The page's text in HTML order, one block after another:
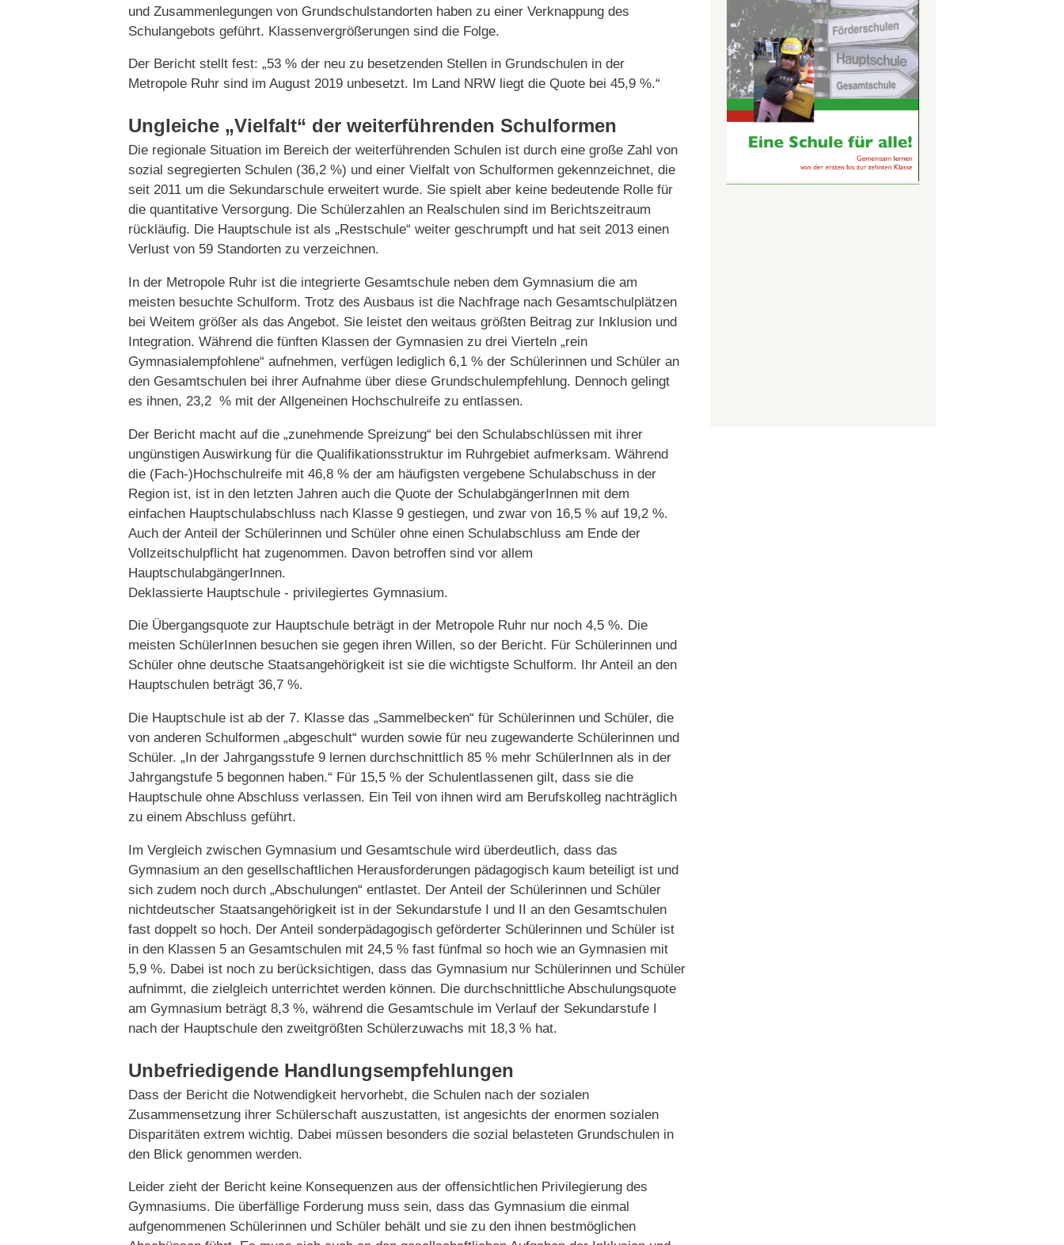
und Zusammenlegungen von Grundschulstandorten haben zu einer Verknappung des
Schulangebots geführt. Klassenvergrößerungen sind die Folge.
Der Bericht stellt fest: „53 % der neu zu besetzenden Stellen in Grundschulen in der
Metropole Ruhr sind im August 2019 unbesetzt. Im Land NRW liegt die Quote bei 45,9 %.“
Ungleiche „Vielfalt“ der weiterführenden Schulformen
Die regionale Situation im Bereich der weiterführenden Schulen ist durch eine große Zahl von
sozial segregierten Schulen (36,2 %) und einer Vielfalt von Schulformen gekennzeichnet, die
seit 2011 um die Sekundarschule erweitert wurde. Sie spielt aber keine bedeutende Rolle für
die quantitative Versorgung. Die Schülerzahlen an Realschulen sind im Berichtszeitraum
rückläufig. Die Hauptschule ist als „Restschule“ weiter geschrumpft und hat seit 2013 einen
Verlust von 59 Standorten zu verzeichnen.
In der Metropole Ruhr ist die integrierte Gesamtschule neben dem Gymnasium die am
meisten besuchte Schulform. Trotz des Ausbaus ist die Nachfrage nach Gesamtschulplätzen
bei Weitem größer als das Angebot. Sie leistet den weitaus größten Beitrag zur Inklusion und
Integration. Während die fünften Klassen der Gymnasien zu drei Vierteln „rein
Gymnasialempfohlene“ aufnehmen, verfügen lediglich 6,1 % der Schülerinnen und Schüler an
den Gesamtschulen bei ihrer Aufnahme über diese Grundschulempfehlung. Dennoch gelingt
es ihnen, 23,2 % mit der Allgeneinen Hochschulreife zu entlassen.
Der Bericht macht auf die „zunehmende Spreizung“ bei den Schulabschlüssen mit ihrer
ungünstigen Auswirkung für die Qualifikationsstruktur im Ruhrgebiet aufmerksam. Während
die (Fach-)Hochschulreife mit 46,8 % der am häufigsten vergebene Schulabschuss in der
Region ist, ist in den letzten Jahren auch die Quote der SchulabgängerInnen mit dem
einfachen Hauptschulabschluss nach Klasse 9 gestiegen, und zwar von 16,5 % auf 19,2 %.
Auch der Anteil der Schülerinnen und Schüler ohne einen Schulabschluss am Ende der
Vollzeitschulpflicht hat zugenommen. Davon betroffen sind vor allem
HauptschulabgängerInnen.
Deklassierte Hauptschule - privilegiertes Gymnasium.
Die Übergangsquote zur Hauptschule beträgt in der Metropole Ruhr nur noch 4,5 %. Die
meisten SchülerInnen besuchen sie gegen ihren Willen, so der Bericht. Für Schülerinnen und
Schüler ohne deutsche Staatsangehörigkeit ist sie die wichtigste Schulform. Ihr Anteil an den
Hauptschulen beträgt 36,7 %.
Die Hauptschule ist ab der 7. Klasse das „Sammelbecken“ für Schülerinnen und Schüler, die
von anderen Schulformen „abgeschult“ wurden sowie für neu zugewanderte Schülerinnen und
Schüler. „In der Jahrgangsstufe 9 lernen durchschnittlich 85 % mehr SchülerInnen als in der
Jahrgangstufe 5 begonnen haben.“ Für 15,5 % der Schulentlassenen gilt, dass sie die
Hauptschule ohne Abschluss verlassen. Ein Teil von ihnen wird am Berufskolleg nachträglich
zu einem Abschluss geführt.
Im Vergleich zwischen Gymnasium und Gesamtschule wird überdeutlich, dass das
Gymnasium an den gesellschaftlichen Herausforderungen pädagogisch kaum beteiligt ist und
sich zudem noch durch „Abschulungen“ entlastet. Der Anteil der Schülerinnen und Schüler
nichtdeutscher Staatsangehörigkeit ist in der Sekundarstufe I und II an den Gesamtschulen
fast doppelt so hoch. Der Anteil sonderpädagogisch geförderter Schülerinnen und Schüler ist
in den Klassen 5 an Gesamtschulen mit 24,5 % fast fünfmal so hoch wie an Gymnasien mit
5,9 %. Dabei ist noch zu berücksichtigen, dass das Gymnasium nur Schülerinnen und Schüler
aufnimmt, die zielgleich unterrichtet werden können. Die durchschnittliche Abschulungsquote
am Gymnasium beträgt 8,3 %, während die Gesamtschule im Verlauf der Sekundarstufe I
nach der Hauptschule den zweitgrößten Schülerzuwachs mit 18,3 % hat.
Unbefriedigende Handlungsempfehlungen
Dass der Bericht die Notwendigkeit hervorhebt, die Schulen nach der sozialen
Zusammensetzung ihrer Schülerschaft auszustatten, ist angesichts der enormen sozialen
Disparitäten extrem wichtig. Dabei müssen besonders die sozial belasteten Grundschulen in
den Blick genommen werden.
Leider zieht der Bericht keine Konsequenzen aus der offensichtlichen Privilegierung des
Gymnasiums. Die überfällige Forderung muss sein, dass das Gymnasium die einmal
aufgenommenen Schülerinnen und Schüler behält und sie zu den ihnen bestmöglichen